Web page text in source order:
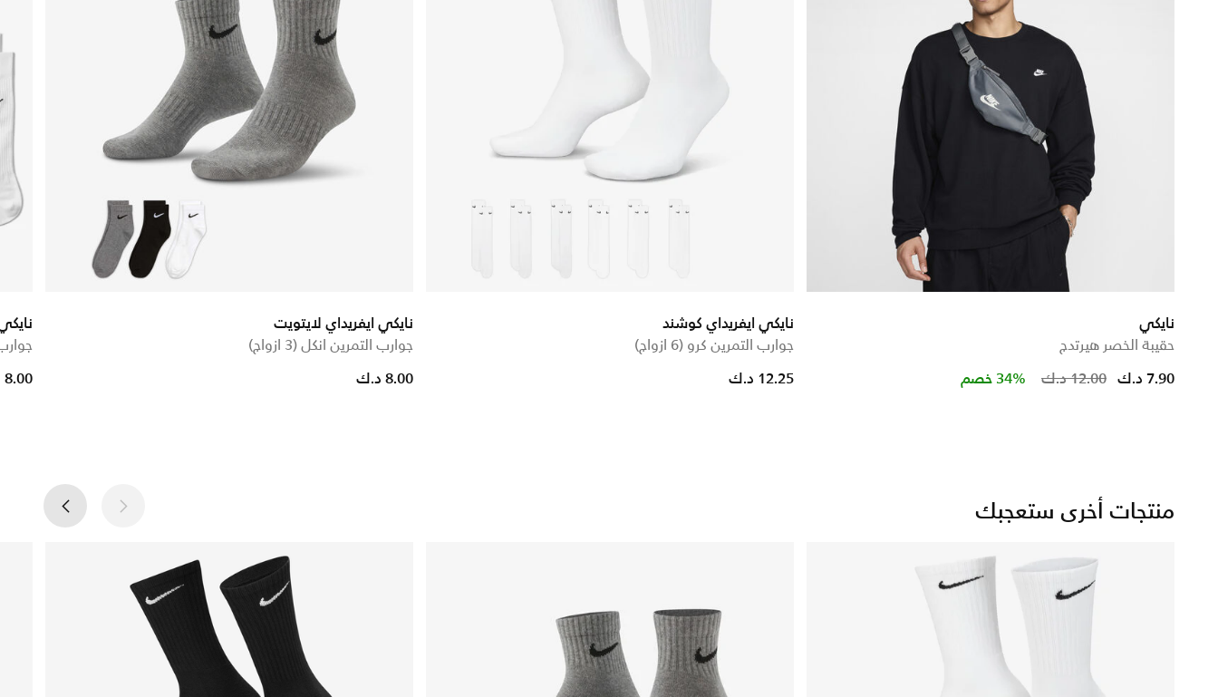
نايكي
حقيبة الخصر هيرتدج
Price
12.00 د.ك 7.90 د.ك 34% خصم
نايكي ايفريداي كوشند
جوارب التمرين كرو (6 ازواج)
12.25 د.ك
نايكي ايفريداي لايتويت
جوارب التمرين انكل (3 ازواج)
8.00 د.ك
جوارب
8.00 د.ك
منتجات أخرى ستعجبك